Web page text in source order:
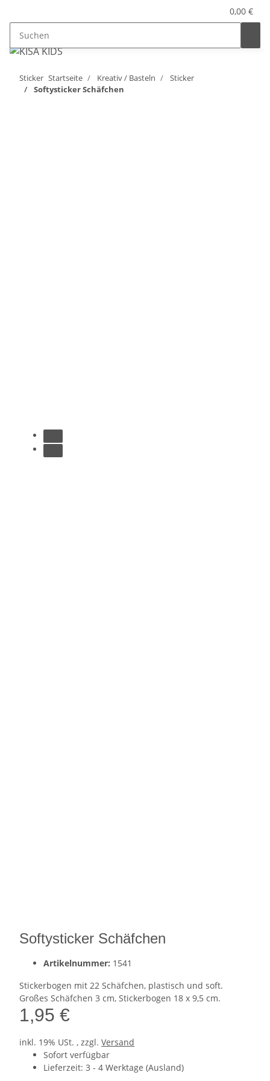
0,00 €
Sticker Startseite Kreativ / Basteln
Sticker
Softysticker Schäfchen
Softysticker Schäfchen
Artikelnummer: 1541
Stickerbogen mit 22 Schäfchen, plastisch und soft.
Großes Schäfchen 3 cm, Stickerbogen 18 x 9,5 cm.
1,95 €
inkl. 19% USt. , zzgl. Versand
Sofort verfügbar
Lieferzeit: 3 - 4 Werktage (Ausland)